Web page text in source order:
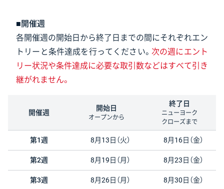
■開催週
各開催週の開始日から終了日までの間にそれぞれエン
トリーと条件達成を行ってください。 次の週にエント
リー状況や条件達成に必要な取引数などはすべて引き
継がれません。
開催週
開始日
オープンから
終了日
ニューヨーク
クローズまで
第1週 8月13日（火） 8月16日（金）
第2週 8月19日（月） 8月23日（金）
第3週 8月26日（月） 8月30日（金）